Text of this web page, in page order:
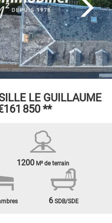
LE GUILLAUME
850**
1200M² de terrain
6SDB/SDE